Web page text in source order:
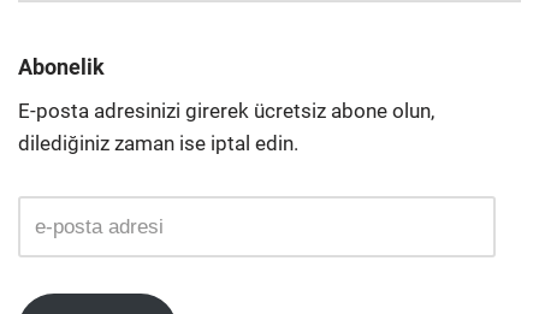
Abonelik
E-posta adresinizi girerek ücretsiz abone olun,
dilediğiniz zaman ise iptal edin.